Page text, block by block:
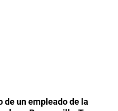
de un empleado de la